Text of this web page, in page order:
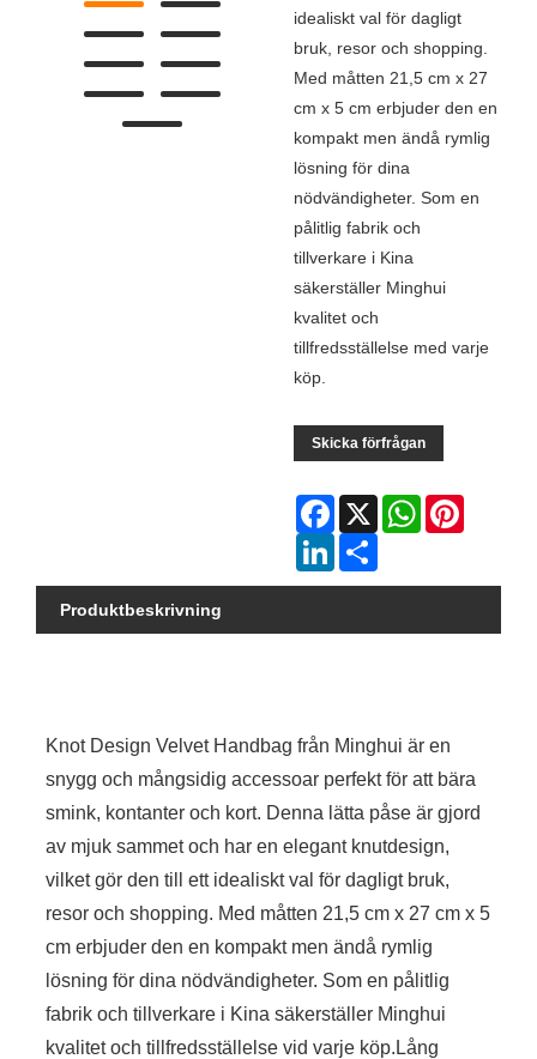
idealiskt val för dagligt
bruk, resor och shopping.
Med måtten 21,5 cm x 27
cm x 5 cm erbjuder den en
kompakt men ändå rymlig
lösning för dina
nödvändigheter. Som en
pålitlig fabrik och
tillverkare i Kina
säkerställer Minghui
kvalitet och
tillfredsställelse med varje
köp.
Skicka förfrågan
Facebook
X WhatsApp
LinkedIn
Produktbeskrivning
Knot Design Velvet Handbag från Minghui är en
snygg och mångsidig accessoar perfekt för att bära
smink, kontanter och kort. Denna lätta påse är gjord
av mjuk sammet och har en elegant knutdesign,
vilket gör den till ett idealiskt val för dagligt bruk,
resor och shopping. Med måtten 21,5 cm x 27 cm x 5
cm erbjuder den en kompakt men ändå rymlig
lösning för dina nödvändigheter. Som en pålitlig
fabrik och tillverkare i Kina säkerställer Minghui
kvalitet och tillfredsställelse vid varje köp.Lång